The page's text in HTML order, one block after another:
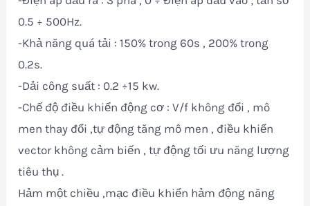
0.5 ÷ 500Hz.
-Khả năng quá tải : 150% trong 60s , 200% trong
0.2s.
-Dải công suất : 0.2 ÷15 kw.
-Chế độ điều khiển động cơ : V/f không đổi , mô
men thay đổi ,tự động tăng mô men , điều khiển
vector không cảm biến , tự động tối ưu năng lượng
tiêu thụ .
Hảm một chiều ,mạc điều khiển hảm động năng